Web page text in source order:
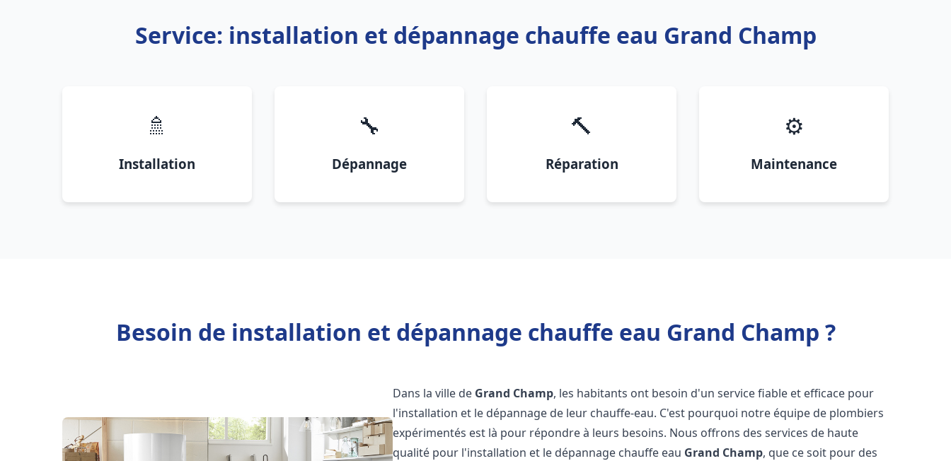
Service: installation et dépannage chauffe eau Grand Champ
🚿
Installation
🔧
Dépannage
🔨
Réparation
⚙️
Maintenance
Besoin de installation et dépannage chauffe eau Grand Champ ?
Dans la ville de Grand Champ, les habitants ont besoin d'un service fiable et efficace pour
l'installation et le dépannage de leur chauffe-eau. C'est pourquoi notre équipe de plombiers
expérimentés est là pour répondre à leurs besoins. Nous offrons des services de haute
qualité pour l'installation et le dépannage chauffe eau Grand Champ, que ce soit pour des